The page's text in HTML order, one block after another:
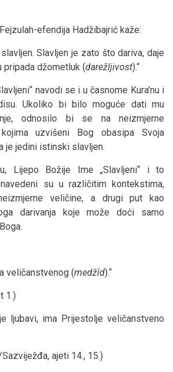
efendija Hadžibajrić kaže:
Slavljen je zato što dariva, daje
pripada džometluk (darežljivost).“
navodi se i u časnome Kura'nu i
Ukoliko bi bilo moguće dati mu
odnosilo bi se na neizmjerne
uzvišeni Bog obasipa Svoja
je jedini istinski slavljen.
Lijepo Božije Ime „Slavljeni“ i to
su u različitim kontekstima,
veličine, a drugi put kao
darivanja koje može doći samo
veličanstvenog (medžîd).“
1.)
ljubavi, ima Prijestolje veličanstveno
ajeti 14., 15.)